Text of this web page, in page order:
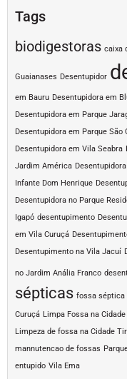
Tags
biodigestoras caixa
Guaianases Desentupidor
em Bauru Desentupidora em
Desentupidora em Parque
Desentupidora em Parque São
Desentupidora em Vila Seabra
Jardim América
Infante Dom Henrique
Desentupidora no Parque
Igapó desentupimento
em Vila Curuçá
Desentupimento na Vila Jacuí
no Jardim Anália Franco
sépticas fossa séptica
Curuçá Limpa Fossa na
Limpeza de fossa na Cidade
mannutencao de fossas
entupido Vila Ema